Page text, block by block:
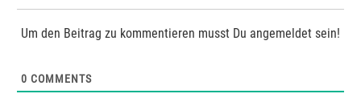
Um den Beitrag zu kommentieren musst Du angemeldet sein!
0 COMMENTS